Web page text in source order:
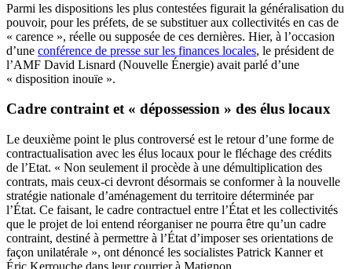
Parmi les dispositions les plus contestées figurait la généralisation du
pouvoir, pour les préfets, de se substituer aux collectivités en cas de
« carence », réelle ou supposée de ces dernières. Hier, à l’occasion
d’une conférence de presse sur les finances locales, le président de
l’AMF David Lisnard (Nouvelle Énergie) avait parlé d’une
« disposition inouïe ».
Cadre contraint et « dépossession » des élus locaux
Le deuxième point le plus controversé est le retour d’une forme de
contractualisation avec les élus locaux pour le fléchage des crédits
de l’Etat. « Non seulement il procède à une démultiplication des
contrats, mais ceux-ci devront désormais se conformer à la nouvelle
stratégie nationale d’aménagement du territoire déterminée par
l’État. Ce faisant, le cadre contractuel entre l’État et les collectivités
que le projet de loi entend réorganiser ne pourra être qu’un cadre
contraint, destiné à permettre à l’État d’imposer ses orientations de
façon unilatérale », ont dénoncé les socialistes Patrick Kanner et